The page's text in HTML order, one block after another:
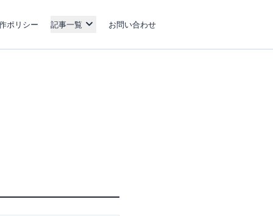
ポリシー 記事一覧 お問い合わせ